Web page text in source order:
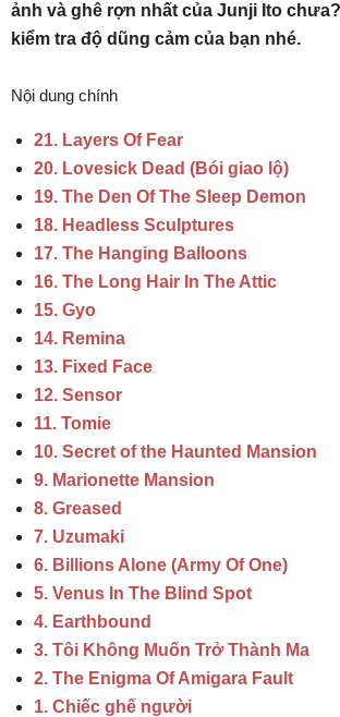
ảnh và ghê rợn nhất của Junji Ito
kiểm tra độ dũng cảm của bạn nhé.
Nội dung chính
21. Layers Of Fear
20. Lovesick Dead (Bói giao lộ)
19. The Den Of The Sleep Demon
18. Headless Sculptures
17. The Hanging Balloons
16. The Long Hair In The Attic
15. Gyo
14. Remina
13. Fixed Face
12. Sensor
11. Tomie
10. Secret of the Haunted Mansion
9. Marionette Mansion
8. Greased
7. Uzumaki
6. Billions Alone (Army Of One)
5. Venus In The Blind Spot
4. Earthbound
3. Tôi Không Muốn Trở Thành Ma
2. The Enigma Of Amigara Fault
1. Chiếc ghế người